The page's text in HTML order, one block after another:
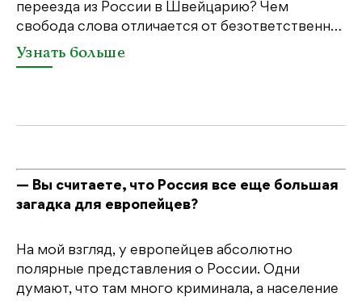
переезда из России в Швейцарию? Чем
свобода слова отличается от безответственн…
Узнать больше
— Вы считаете, что Россия все еще большая
загадка для европейцев?
На мой взгляд, у европейцев абсолютно
полярные представления о России. Одни
думают, что там много криминала, а население